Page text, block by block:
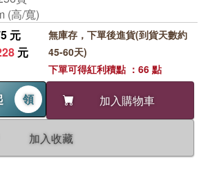
(高/寬)
元
元
領 加入購物車
加入收藏
無庫存，下單後進貨(到貨天數約
45-60天)
下單可得紅利積點 ：66 點